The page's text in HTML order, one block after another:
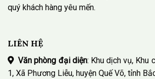
quý khách hàng yêu mến.
LIÊN HỆ
Văn phòng đại diện: Khu dịch vụ, Khu
1, Xã Phương Liễu, huyện Quế Võ, tỉnh